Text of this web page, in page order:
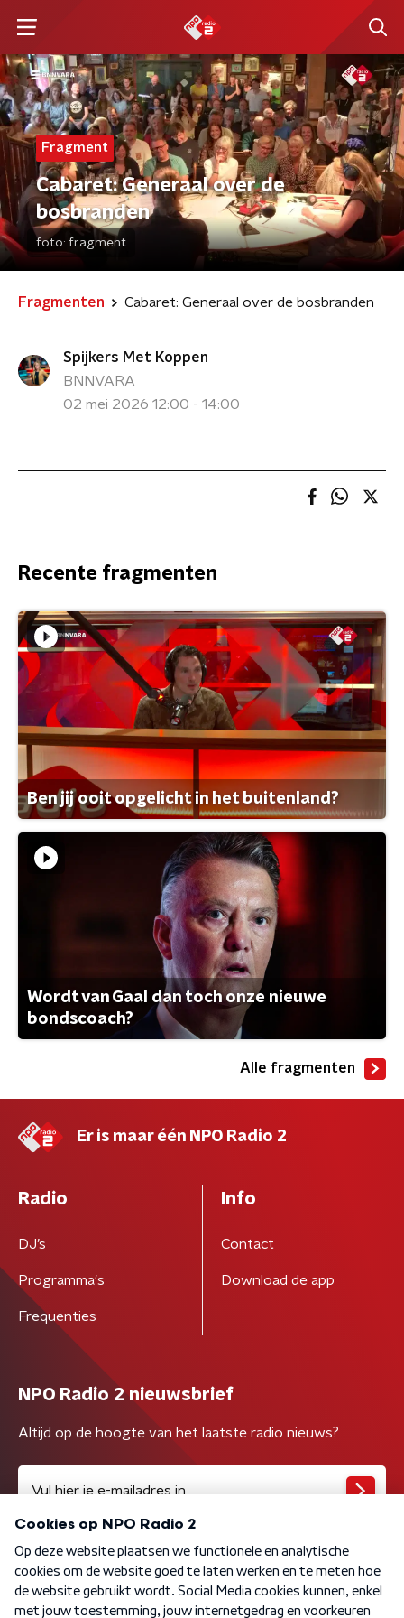
Fragment
Cabaret: Generaal over de
bosbranden
foto: fragment
Fragmenten Cabaret: Generaal over de bosbranden
Spijkers Met Koppen
BNNVARA
02 mei 2026 12:00 - 14:00
Recente fragmenten
Ben jij ooit opgelicht in het buitenland?
Wordt van Gaal dan toch onze nieuwe
bondscoach?
Alle fragmenten
Er is maar één NPO Radio 2
Radio
DJ’s
Programma's
Frequenties
Info
Contact
Download de app
NPO Radio 2 nieuwsbrief
Altijd op de hoogte van het laatste radio nieuws?
Algemene voorwaarden